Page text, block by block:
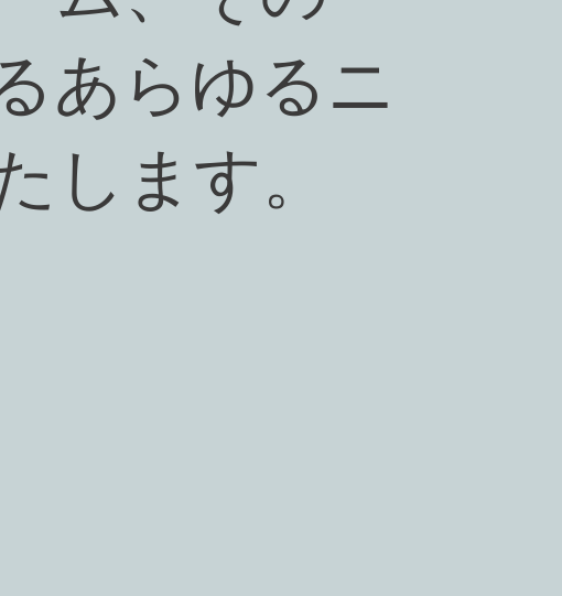
あらゆるニ
します。